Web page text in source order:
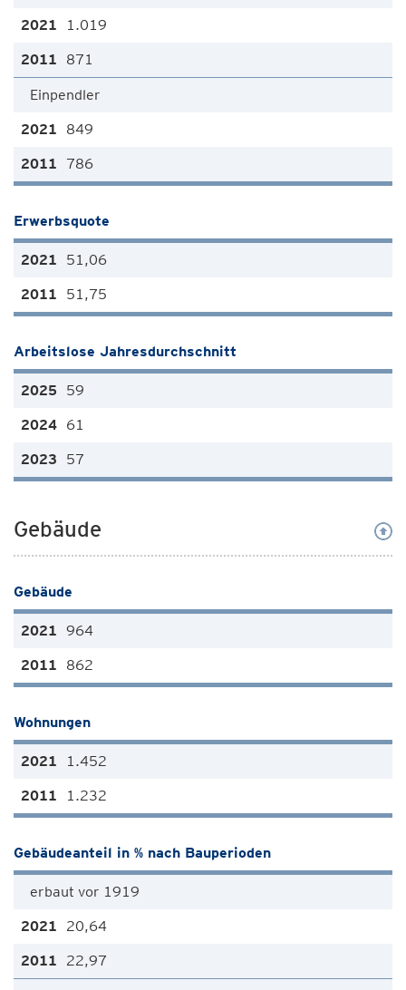
1.019
871
Einpendler
849
786
Erwerbsquote
51,06
51,75
Arbeitslose Jahresdurchschnitt
59
61
57
Gebäude
Gebäude
964
862
Wohnungen
1.452
1.232
Gebäudeanteil in % nach Bauperioden
erbaut vor 1919
20,64
22,97